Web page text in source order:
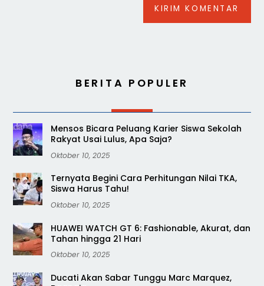
BERITA POPULER
Mensos Bicara Peluang Karier Siswa Sekolah
Rakyat Usai Lulus, Apa Saja?
Oktober 10, 2025
Ternyata Begini Cara Perhitungan Nilai TKA,
Siswa Harus Tahu!
Oktober 10, 2025
HUAWEI WATCH GT 6: Fashionable, Akurat, dan
Tahan hingga 21 Hari
Oktober 10, 2025
Ducati Akan Sabar Tunggu Marc Marquez,